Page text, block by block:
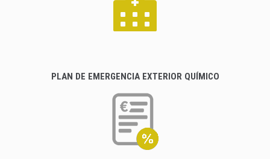
PLAN DE EMERGENCIA EXTERIOR QUÍMICO